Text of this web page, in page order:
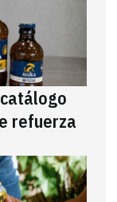
refuerza